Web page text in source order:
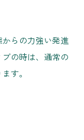
らの力強い発進
の時は、通常の
す。